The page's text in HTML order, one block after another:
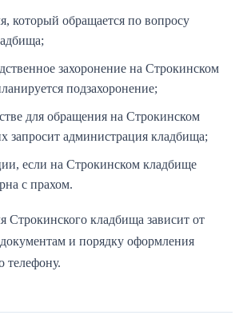
который обращается по вопросу
захоронение на Строкинском
подзахоронение;
для обращения на Строкинском
запросит администрация кладбища;
если на Строкинском кладбище
с прахом.
Строкинского кладбища зависит от
и порядку оформления
телефону.